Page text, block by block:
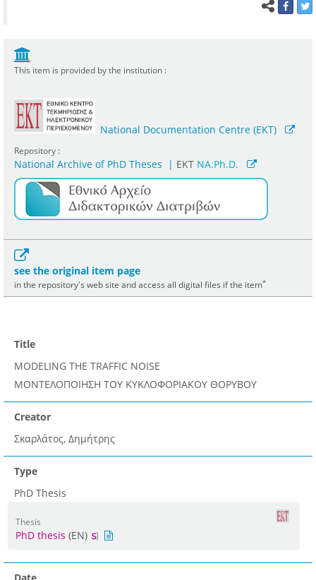
This item is provided by the institution :
National Documentation Centre (EKT)
Repository :
National Archive of PhD Theses | ΕΚΤ NA.Ph.D.
see the original item page
in the repository's web site and access all digital files if the item*
Title
MODELING THE TRAFFIC NOISE
ΜΟΝΤΕΛΟΠΟΙΗΣΗ ΤΟΥ ΚΥΚΛΟΦΟΡΙΑΚΟΥ ΘΟΡΥΒΟΥ
Creator
Σκαρλάτος, Δημήτρης
Type
PhD Thesis
Thesis
PhD thesis (EN)